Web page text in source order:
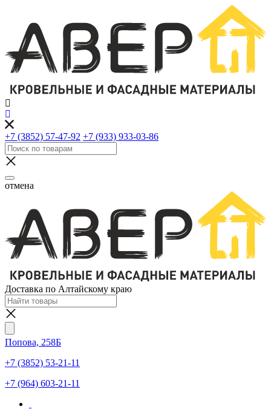
+7 (3852) 57-47-92 +7 (933) 933-03-86
отмена
Доставка по Алтайскому краю
Попова, 258Б
+7 (3852) 53-21-11
+7 (964) 603-21-11